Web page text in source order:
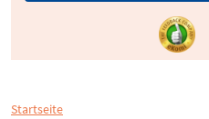
Startseite